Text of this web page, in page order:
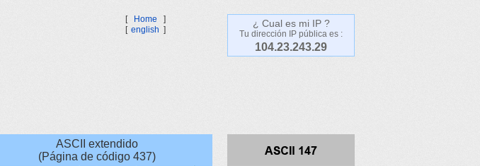
[ Home
]
[ english ]
¿ Cual es mi IP ?
Tu dirección IP pública es :
104.23.243.29
ASCII extendido
(Página de código 437)